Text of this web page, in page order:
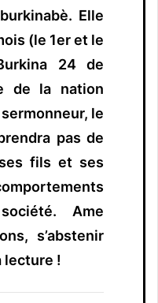
Elle
(le 1er et le
24 de
de la nation
le
pas de
fils et ses
Ame
s’abstenir
lecture !